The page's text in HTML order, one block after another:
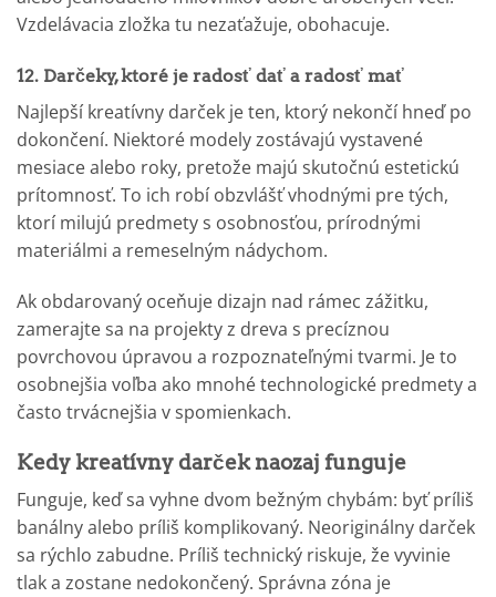
Vzdelávacia zložka tu nezaťažuje, obohacuje.
12. Darčeky, ktoré je radosť dať a radosť mať
Najlepší kreatívny darček je ten, ktorý nekončí hneď po
dokončení. Niektoré modely zostávajú vystavené
mesiace alebo roky, pretože majú skutočnú estetickú
prítomnosť. To ich robí obzvlášť vhodnými pre tých,
ktorí milujú predmety s osobnosťou, prírodnými
materiálmi a remeselným nádychom.
Ak obdarovaný oceňuje dizajn nad rámec zážitku,
zamerajte sa na projekty z dreva s precíznou
povrchovou úpravou a rozpoznateľnými tvarmi. Je to
osobnejšia voľba ako mnohé technologické predmety a
často trvácnejšia v spomienkach.
Kedy kreatívny darček naozaj funguje
Funguje, keď sa vyhne dvom bežným chybám: byť príliš
banálny alebo príliš komplikovaný. Neoriginálny darček
sa rýchlo zabudne. Príliš technický riskuje, že vyvinie
tlak a zostane nedokončený. Správna zóna je